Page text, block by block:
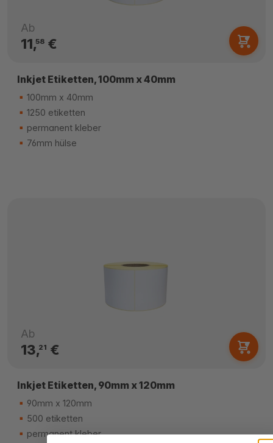
Ab
11,58€
Inkjet Etiketten, 100mm x 40mm
100mm x 40mm
1250 etiketten
permanent kleber
76mm hülse
Ab
13,21 €
Inkjet Etiketten, 90mm x 120mm
90mm x 120mm
500 etiketten
permanent kleber